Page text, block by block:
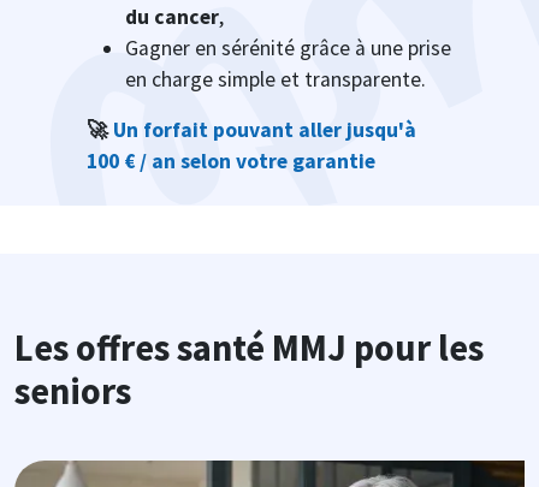
du cancer,
Gagner en sérénité grâce à une prise
en charge simple et transparente.
🚀Un forfait pouvant aller jusqu'à
100 € / an selon votre garantie
Les offres santé MMJ pour les
seniors
Image